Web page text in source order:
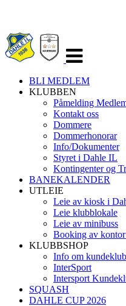
navigasjon
BLI MEDLEM
KLUBBEN
Påmelding
Kontakt oss
Dommere
Dommerhonorar
Info/Dokumenter
Styret i Dahle IL
Kontingenter og
BANEKALENDER
UTLEIE
Leie av kiosk i
Leie klubblokale
Leie av minibuss
Booking av
KLUBBSHOP
Info om
InterSport
Intersport
SQUASH
DAHLE CUP 2026